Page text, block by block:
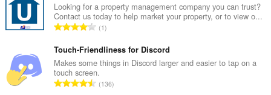
Looking for a property management company you can trust?
Contact us today to help market your property, or to view o...
N
m
e
r
o
1
Touch-Friendliness for Discord
Makes some things in Discord larger and easier to tap on a
touch screen.
N136